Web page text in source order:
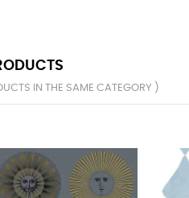
IN THE SAME CATEGORY )